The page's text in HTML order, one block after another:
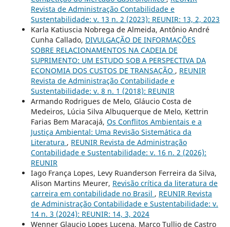
Revista de Administração Contabilidade e
Sustentabilidade: v. 13 n. 2 (2023): REUNIR: 13, 2, 2023
Karla Katiuscia Nobrega de Almeida, Antônio André
Cunha Callado, DIVULGAÇÃO DE INFORMAÇÕES
SOBRE RELACIONAMENTOS NA CADEIA DE
SUPRIMENTO: UM ESTUDO SOB A PERSPECTIVA DA
ECONOMIA DOS CUSTOS DE TRANSAÇÃO , REUNIR
Revista de Administração Contabilidade e
Sustentabilidade: v. 8 n. 1 (2018): REUNIR
Armando Rodrigues de Melo, Gláucio Costa de
Medeiros, Lúcia Silva Albuquerque de Melo, Kettrin
Farias Bem Maracajá, Os Conflitos Ambientais e a
Justiça Ambiental: Uma Revisão Sistemática da
Literatura , REUNIR Revista de Administração
Contabilidade e Sustentabilidade: v. 16 n. 2 (2026):
REUNIR
Iago França Lopes, Levy Ruanderson Ferreira da Silva,
Alison Martins Meurer, Revisão crítica da literatura de
carreira em contabilidade no Brasil , REUNIR Revista
de Administração Contabilidade e Sustentabilidade: v.
14 n. 3 (2024): REUNIR: 14, 3, 2024
Wenner Glaucio Lopes Lucena, Marco Tullio de Castro